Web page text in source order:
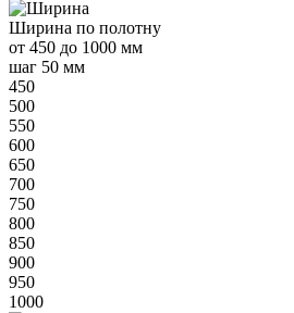
Ширина по полотну
от 450 до 1000 мм
шаг 50 мм
450
500
550
600
650
700
750
800
850
900
950
1000